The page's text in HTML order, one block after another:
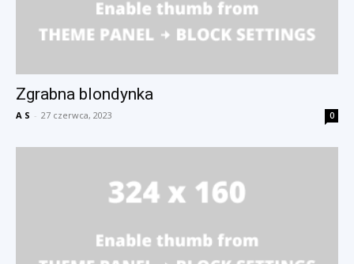
Zgrabna blondynka
A S - 27 czerwca, 2023 0